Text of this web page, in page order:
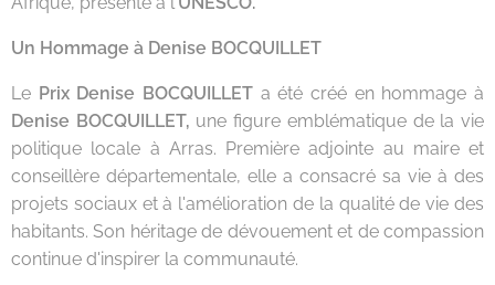
Un Hommage à Denise BOCQUILLET
Le Prix Denise BOCQUILLET a été créé en hommage à
Denise BOCQUILLET, une figure emblématique de la vie
politique locale à Arras. Première adjointe au maire et
conseillère départementale, elle a consacré sa vie à des
projets sociaux et à l'amélioration de la qualité de vie des
habitants. Son héritage de dévouement et de compassion
continue d'inspirer la communauté.